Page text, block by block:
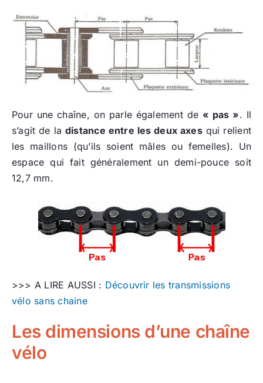
Pour une chaîne, on parle également de « pas ». Il
s’agit de la distance entre les deux axesqui relient
les maillons (qu’ils soient mâles ou femelles). Un
espace qui fait généralement un demi-pouce soit
12,7 mm.
>>> A LIRE AUSSI : Découvrir les transmissions
vélo sans chaine
Les dimensions d’une chaîne
vélo